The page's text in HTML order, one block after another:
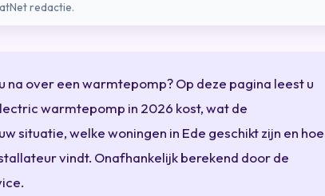
redactie.
na over een warmtepomp? Op deze pagina leest u
warmtepomp in 2026 kost, wat de
situatie, welke woningen in Ede geschikt zijn en hoe
vindt. Onafhankelijk berekend door de